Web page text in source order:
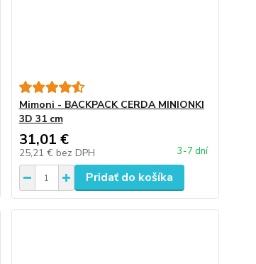
Mimoni - BACKPACK CERDA MINIONKI
3D 31 cm
31,01 €
25,21 € bez DPH 3-7 dní
Pridať do košíka